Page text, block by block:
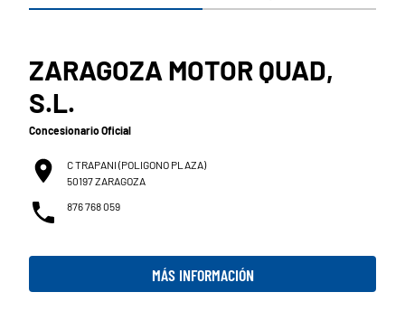
ZARAGOZA MOTOR QUAD,
S.L.
Concesionario Oficial
C TRAPANI (POLIGONO PLAZA)
50197 ZARAGOZA
876 768 059
MÁS INFORMACIÓN